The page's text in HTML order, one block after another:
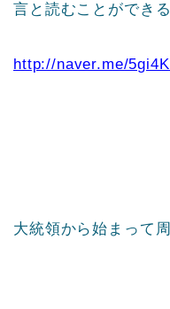
言と読むことができる
http://naver.me/
大統領から始まって